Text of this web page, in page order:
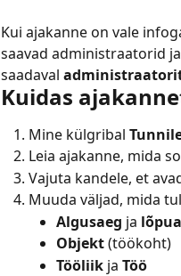
Kui ajakanne on vale
saavad administraatorid
saadaval
Kuidas
Mine külgribal
Leia ajakanne, mida
Vajuta kandele, et
Muuda väljad, mida
Algusaeg ja
Objekt (töökoht)
Tööliik ja Töö